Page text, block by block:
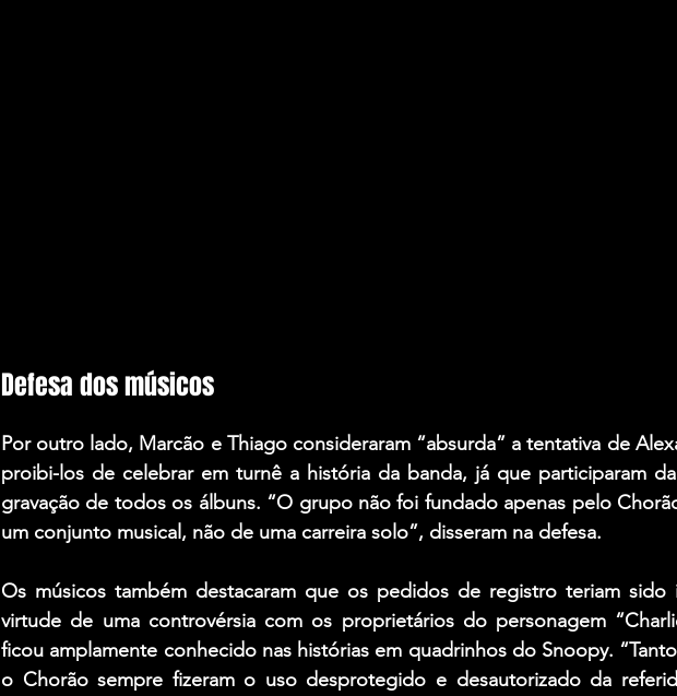
Defesa dos músicos
Por outro lado, Marcão e Thiago consideraram “absurda” a tentativa de
proibi-los de celebrar em turnê a história da banda, já que participaram
gravação de todos os álbuns. “O grupo não foi fundado apenas pelo
um conjunto musical, não de uma carreira solo”, disseram na defesa.
Os músicos também destacaram que os pedidos de registro teriam sido
virtude de uma controvérsia com os proprietários do personagem
ficou amplamente conhecido nas histórias em quadrinhos do Snoopy.
o Chorão sempre fizeram o uso desprotegido e desautorizado da